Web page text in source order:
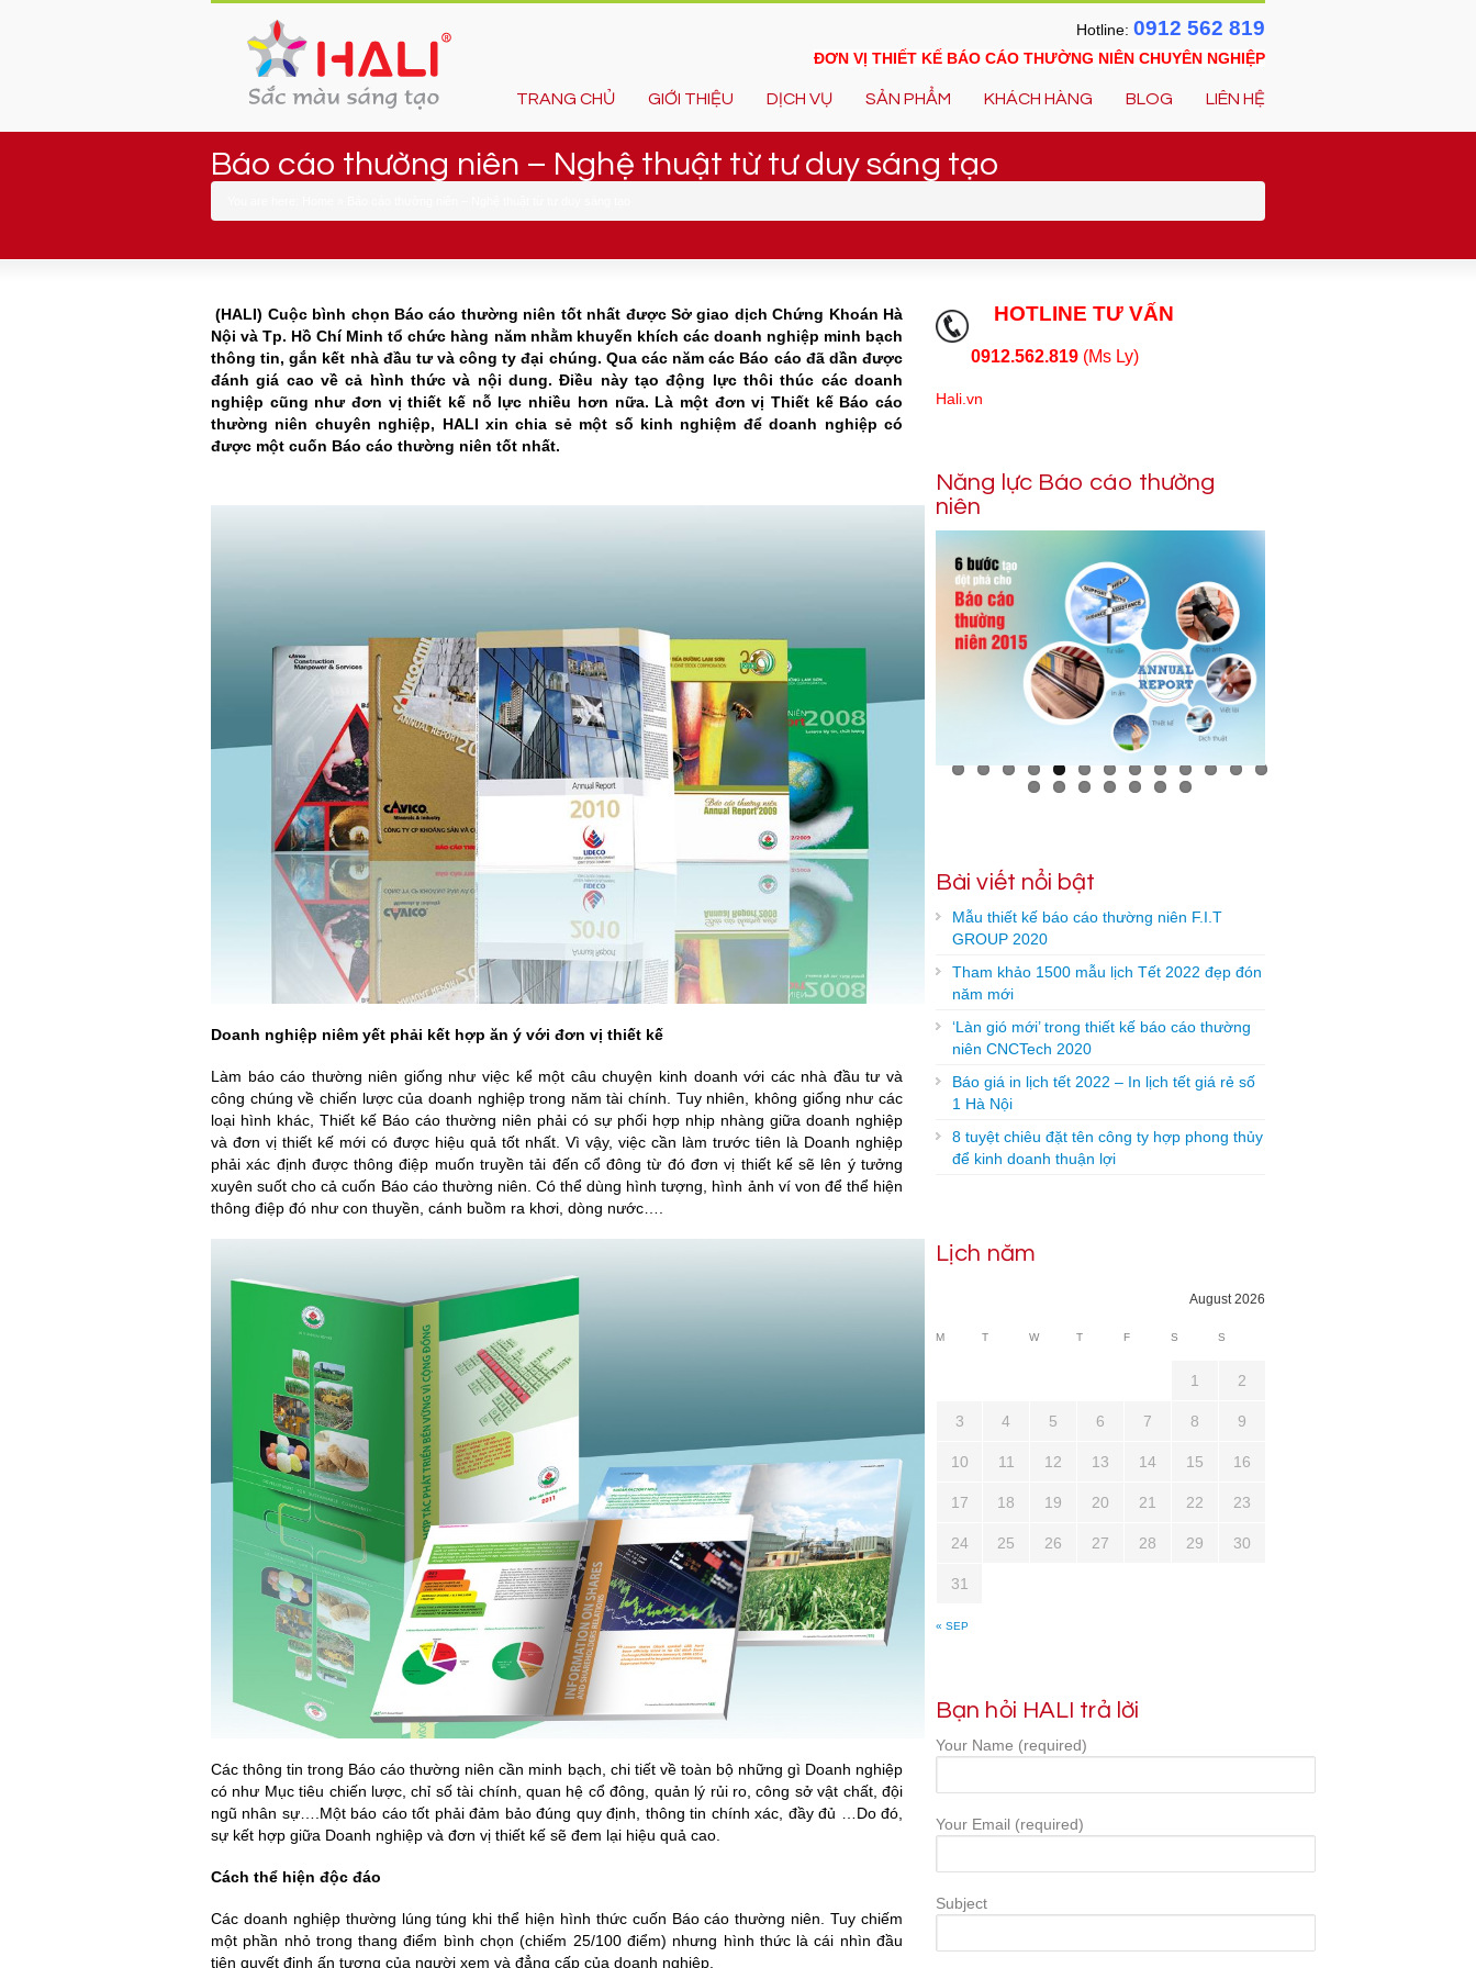
Hotline: 0912 562 819
ĐƠN VỊ THIẾT KẾ BÁO CÁO THƯỜNG NIÊN CHUYÊN NGHIỆP
TRANG CHỦ GIỚI THIỆU DỊCH VỤ SẢN PHẨM KHÁCH HÀNG BLOG LIÊN HỆ
Báo cáo thường niên – Nghệ thuật từ tư duy sáng tạo
(HALI) Cuộc bình chọn Báo cáo thường niên tốt nhất được Sở giao dịch Chứng Khoán Hà
Nội và Tp. Hồ Chí Minh tổ chức hàng năm nhằm khuyến khích các doanh nghiệp minh bạch
thông tin, gắn kết nhà đầu tư và công ty đại chúng. Qua các năm các Báo cáo đã dần được
đánh giá cao về cả hình thức và nội dung. Điều này tạo động lực thôi thúc các doanh
nghiệp cũng như đơn vị thiết kế nỗ lực nhiều hơn nữa. Là một đơn vị Thiết kế Báo cáo
thường niên chuyên nghiệp, HALI xin chia sẻ một số kinh nghiệm để doanh nghiệp có
được một cuốn Báo cáo thường niên tốt nhất.
Doanh nghiệp niêm yết phải kết hợp ăn ý với đơn vị thiết kế
Làm báo cáo thường niên giống như việc kể một câu chuyện kinh doanh với các nhà đầu tư và
công chúng về chiến lược của doanh nghiệp trong năm tài chính. Tuy nhiên, không giống như các
loại hình khác, Thiết kế Báo cáo thường niên phải có sự phối hợp nhịp nhàng giữa doanh nghiệp
và đơn vị thiết kế mới có được hiệu quả tốt nhất. Vì vậy, việc cần làm trước tiên là Doanh nghiệp
phải xác định được thông điệp muốn truyền tải đến cổ đông từ đó đơn vị thiết kế sẽ lên ý tưởng
xuyên suốt cho cả cuốn Báo cáo thường niên. Có thể dùng hình tượng, hình ảnh ví von để thể hiện
thông điệp đó như con thuyền, cánh buồm ra khơi, dòng nước….
Các thông tin trong Báo cáo thường niên cần minh bạch, chi tiết về toàn bộ những gì Doanh nghiệp
có như Mục tiêu chiến lược, chỉ số tài chính, quan hệ cổ đông, quản lý rủi ro, công sở vật chất, đội
ngũ nhân sự….Một báo cáo tốt phải đảm bảo đúng quy định, thông tin chính xác, đầy đủ …Do đó,
sự kết hợp giữa Doanh nghiệp và đơn vị thiết kế sẽ đem lại hiệu quả cao.
Cách thể hiện độc đáo
Các doanh nghiệp thường lúng túng khi thể hiện hình thức cuốn Báo cáo thường niên. Tuy chiếm
một phần nhỏ trong thang điểm bình chọn (chiếm 25/100 điểm) nhưng hình thức là cái nhìn đầu
tiên quyết định ấn tượng của người xem và đẳng cấp của doanh nghiệp.
HOTLINE TƯ VẤN
0912.562.819 (Ms Ly)
Hali.vn
Năng lực Báo cáo thường
niên
Phần mềm thiết kế báo cáo thường niên 05
Bài viết nổi bật
Mẫu thiết kế báo cáo thường niên F.I.T
GROUP 2020
Tham khảo 1500 mẫu lịch Tết 2022 đẹp đón
năm mới
‘Làn gió mới’ trong thiết kế báo cáo thường
niên CNCTech 2020
Báo giá in lịch tết 2022 – In lịch tết giá rẻ số
1 Hà Nội
8 tuyệt chiêu đặt tên công ty hợp phong thủy
để kinh doanh thuận lợi
Lịch năm
August 2026
M T W T F S S
« SEP
1 2
3 4 5 6 7 8 9
10 11 12 13 14 15 16
17 18 19 20 21 22 23
24 25 26 27 28 29 30
31
Bạn hỏi HALI trả lời
Your Name (required)
Your Email (required)
Subject